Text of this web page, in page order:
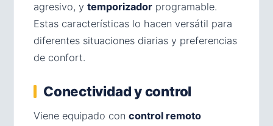
agresivo, y temporizador programable.
Estas características lo hacen versátil para
diferentes situaciones diarias y preferencias
de confort.
Conectividad y control
Viene equipado con control remoto